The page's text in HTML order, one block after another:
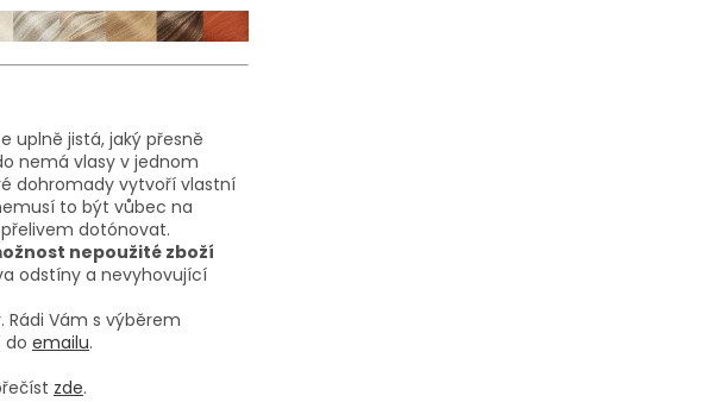
uplně jistá, jaký přesně
nemá vlasy v jednom
dohromady vytvoří vlastní
to být vůbec na
dotónovat.
nepoužité zboží
odstíny a nevyhovující
Vám s výběrem
do emailu.
zde.